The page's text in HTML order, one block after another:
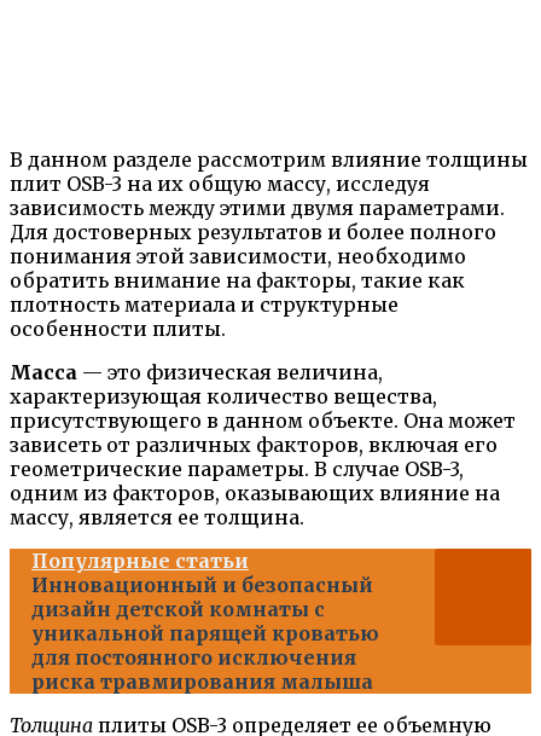
В данном разделе рассмотрим влияние толщины
плит OSB-3 на их общую массу, исследуя
зависимость между этими двумя параметрами.
Для достоверных результатов и более полного
понимания этой зависимости, необходимо
обратить внимание на факторы, такие как
плотность материала и структурные
особенности плиты.
Масса — это физическая величина,
характеризующая количество вещества,
присутствующего в данном объекте. Она может
зависеть от различных факторов, включая его
геометрические параметры. В случае OSB-3,
одним из факторов, оказывающих влияние на
массу, является ее толщина.
Популярные статьи
Инновационный и безопасный
дизайн детской комнаты с
уникальной парящей кроватью
для постоянного исключения
риска травмирования малыша
Толщина плиты OSB-3 определяет ее объемную